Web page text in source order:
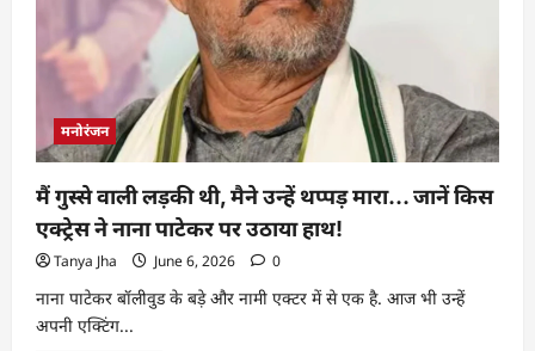
मनोरंजन
मैं गुस्से वाली लड़की थी, मैने उन्हें थप्पड़ मारा… जानें किस
एक्ट्रेस ने नाना पाटेकर पर उठाया हाथ!
Tanya Jha June 6, 2026 0
नाना पाटेकर बॉलीवुड के बड़े और नामी एक्टर में से एक है. आज भी उन्हें
अपनी एक्टिंग...